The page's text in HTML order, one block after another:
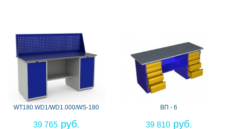
WT180.WD1/WD1.000/WS-180
39 765
ВП - 6
39 810